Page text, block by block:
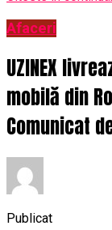
Afaceri
UZINEX
mobilă din
Comunicat
Publicat